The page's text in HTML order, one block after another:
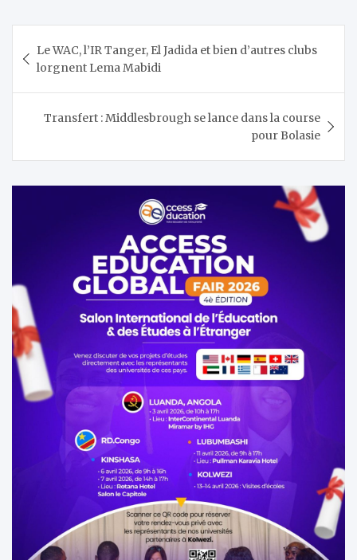
de
l’article
Le WAC, l’IR Tanger, El Jadida et bien d’autres clubs
lorgnent Lema Mabidi
Transfert : Middlesbrough se lance dans la course
pour Bolasie